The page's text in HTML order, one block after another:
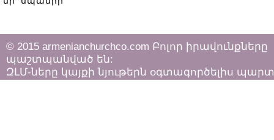
© 2015 armenianchurchco.com Բոլոր իրավունքները
պաշտպանված են:
ԶԼՄ-ները կայքի նյութերն օգտագործելիս